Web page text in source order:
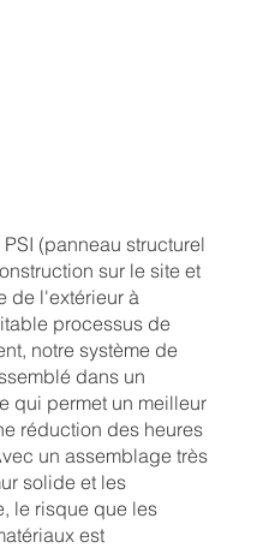
(panneau structurel
sur le site et
de l'extérieur à
processus de
notre système de
dans un
qui permet un meilleur
réduction des heures
un assemblage très
solide et les
le risque que les
est